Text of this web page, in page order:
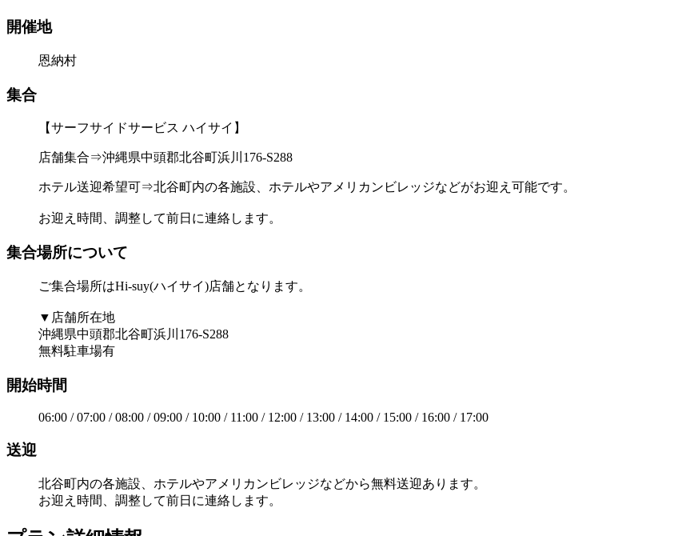
開催地
恩納村
集合
【サーフサイドサービス ハイサイ】
店舗集合⇒沖縄県中頭郡北谷町浜川176-S288
ホテル送迎希望可⇒北谷町内の各施設、ホテルやアメリカンビレッジなどがお迎え可能です。
お迎え時間、調整して前日に連絡します。
集合場所について
ご集合場所はHi-suy(ハイサイ)店舗となります。
▼店舗所在地
沖縄県中頭郡北谷町浜川176-S288
無料駐車場有
開始時間
06:00 / 07:00 / 08:00 / 09:00 / 10:00 / 11:00 / 12:00 / 13:00 / 14:00 / 15:00 / 16:00 / 17:00
送迎
北谷町内の各施設、ホテルやアメリカンビレッジなどから無料送迎あります。
お迎え時間、調整して前日に連絡します。